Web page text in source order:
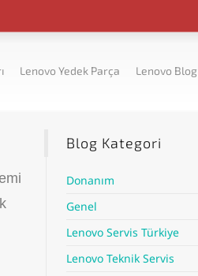
Lenovo Yedek Parça Lenovo Blog
Blog Kategori
Donanım
Genel
Lenovo Servis Türkiye
Lenovo Teknik Servis